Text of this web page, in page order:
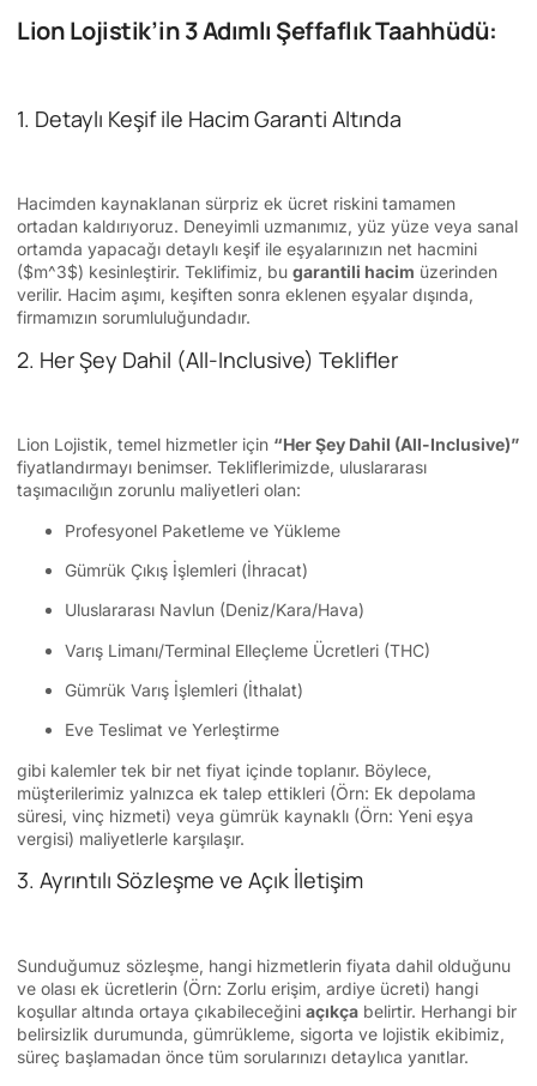
Lion Lojistik’in 3 Adımlı Şeffaflık Taahhüdü:
1. Detaylı Keşif ile Hacim Garanti Altında
Hacimden kaynaklanan sürpriz ek ücret riskini tamamen
ortadan kaldırıyoruz. Deneyimli uzmanımız, yüz yüze veya sanal
ortamda yapacağı detaylı keşif ile eşyalarınızın net hacmini
($m^3$) kesinleştirir. Teklifimiz, bu garantili hacim üzerinden
verilir. Hacim aşımı, keşiften sonra eklenen eşyalar dışında,
firmamızın sorumluluğundadır.
2. Her Şey Dahil (All-Inclusive) Teklifler
Lion Lojistik, temel hizmetler için “Her Şey Dahil (All-Inclusive)”
fiyatlandırmayı benimser. Tekliflerimizde, uluslararası
taşımacılığın zorunlu maliyetleri olan:
Profesyonel Paketleme ve Yükleme
Gümrük Çıkış İşlemleri (İhracat)
Uluslararası Navlun (Deniz/Kara/Hava)
Varış Limanı/Terminal Elleçleme Ücretleri (THC)
Gümrük Varış İşlemleri (İthalat)
Eve Teslimat ve Yerleştirme
gibi kalemler tek bir net fiyat içinde toplanır. Böylece,
müşterilerimiz yalnızca ek talep ettikleri (Örn: Ek depolama
süresi, vinç hizmeti) veya gümrük kaynaklı (Örn: Yeni eşya
vergisi) maliyetlerle karşılaşır.
3. Ayrıntılı Sözleşme ve Açık İletişim
Sunduğumuz sözleşme, hangi hizmetlerin fiyata dahil olduğunu
ve olası ek ücretlerin (Örn: Zorlu erişim, ardiye ücreti) hangi
koşullar altında ortaya çıkabileceğini açıkça belirtir. Herhangi bir
belirsizlik durumunda, gümrükleme, sigorta ve lojistik ekibimiz,
süreç başlamadan önce tüm sorularınızı detaylıca yanıtlar.